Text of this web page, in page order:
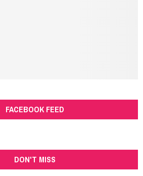
FACEBOOK FEED
DON'T MISS